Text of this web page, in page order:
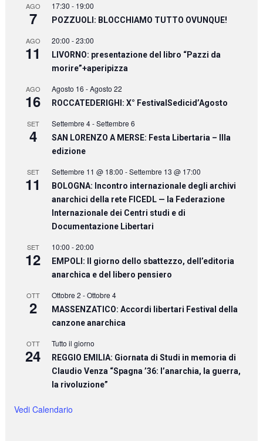
AGO
7
17:30 - 19:00
POZZUOLI: BLOCCHIAMO TUTTO OVUNQUE!
AGO
11
20:00 -23:00
LIVORNO: presentazione del libro “Pazzi da
morire”+aperipizza
AGO
16
Agosto 16 -Agosto 22
ROCCATEDERIGHI: X° FestivalSedicid’Agosto
SET
4
Settembre 4-Settembre 6
SAN LORENZO A MERSE: Festa Libertaria – IIIa
edizione
SET
11
Settembre 11 @ 18:00 -Settembre 13 @ 17:00
BOLOGNA: Incontro internazionale degli archivi
anarchici della rete FICEDL — la Federazione
Internazionale dei Centri studi e di
Documentazione Libertari
SET
12
10:00 -20:00
EMPOLI: Il giorno dello sbattezzo, dell’editoria
anarchica e del libero pensiero
OTT
2
Ottobre 2 -Ottobre 4
MASSENZATICO: Accordi libertari Festival della
canzone anarchica
OTT
24
Tutto il giorno
REGGIO EMILIA: Giornata di Studi in memoria di
Claudio Venza “Spagna ’36: l’anarchia, la guerra,
la rivoluzione”
Vedi Calendario